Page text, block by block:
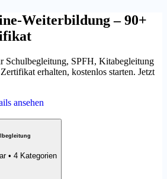
Weiterbildung – 90+
Schulbegleitung, SPFH, Kitabegleitung
erhalten, kostenlos starten. Jetzt
ansehen
• 4 Kategorien